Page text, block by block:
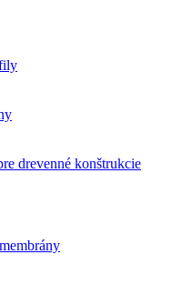
drevenné konštrukcie